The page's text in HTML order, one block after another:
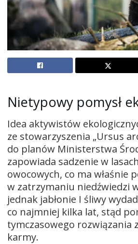
Nietypowy pomysł
Idea aktywistów
ze stowarzyszenia „Ursus
do planów Ministerstwa
zapowiada sadzenie w
owocowych, co ma właśnie
w zatrzymaniu niedźwiedzi
jednak jabłonie I śliwy
co najmniej kilka lat, stąd
tymczasowego rozwiązania
karmy.